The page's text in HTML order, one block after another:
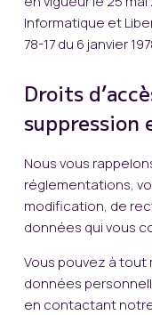
Informatique et
78-17 du 6 janvier
Droits
suppression
Nous vous
réglementations,
modification, de
données qui vous
Vous pouvez à tout
données
en contactant